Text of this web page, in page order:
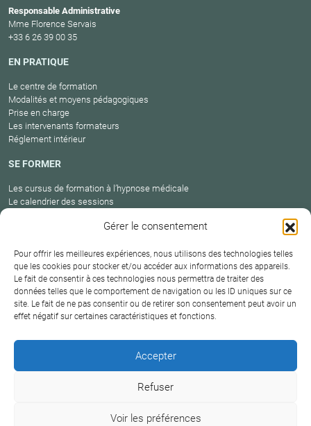
Gérer le consentement
Pour offrir les meilleures expériences, nous utilisons des technologies telles
que les cookies pour stocker et/ou accéder aux informations des appareils.
Le fait de consentir à ces technologies nous permettra de traiter des
données telles que le comportement de navigation ou les ID uniques sur ce
site. Le fait de ne pas consentir ou de retirer son consentement peut avoir un
effet négatif sur certaines caractéristiques et fonctions.
Accepter
Refuser
Voir les préférences
Responsable Administrative
Mme Florence Servais
+33 6 26 39 00 35
EN PRATIQUE
Le centre de formation
Modalités et moyens pédagogiques
Prise en charge
Les intervenants formateurs
Réglement intérieur
SE FORMER
Les cursus de formation à l’hypnose médicale
Le calendrier des sessions
Mentions
légales
Conditions
générales de
vente
Plan
du site
Contact
Protection
des données
basque © 2026
DERNIÈRE MISE À JOUR :